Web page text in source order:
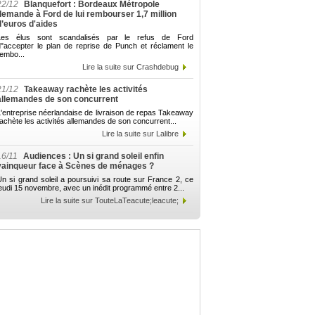
12
Blanquefort : Bordeaux Métropole
à Ford de lui rembourser 1,7 million
d'aides
élus sont scandalisés par le refus de Ford
le plan de reprise de Punch et réclament le
Lire la suite sur Crashdebug
12 Takeaway rachète les activités
de son concurrent
néerlandaise de livraison de repas Takeaway
les activités allemandes de son concurrent...
Lire la suite sur Lalibre
11
Audiences : Un si grand soleil enfin
face à Scènes de ménages ?
si grand soleil a poursuivi sa route sur France 2, ce
15 novembre, avec un inédit programmé entre 2...
Lire la suite sur TouteLaTeacute;leacute;